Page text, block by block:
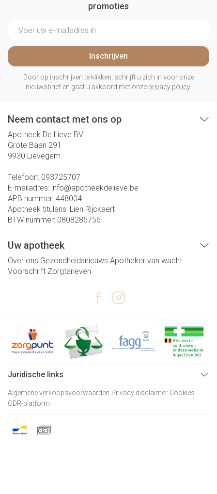
promoties
Inschrijven
Door op inschrijven te klikken, schrijft u zich in voor onze
nieuwsbrief en gaat u akkoord met onze privacy policy.
Neem contact met ons op
Apotheek De Lieve BV
Grote Baan 291
9930 Lievegem
Telefoon: 093725707
E-mailadres: info@apotheekdelieve.be
APB nummer: 448004
Apotheek titularis: Lien Rijckaert
BTW nummer: 0808285756
Uw apotheek
Over ons Gezondheidsnieuws Apotheker van wacht
Voorschrift Zorgtarieven
Juridische links
Algemene verkoopsvoorwaarden Privacy disclaimer Cookies
ODR-platform